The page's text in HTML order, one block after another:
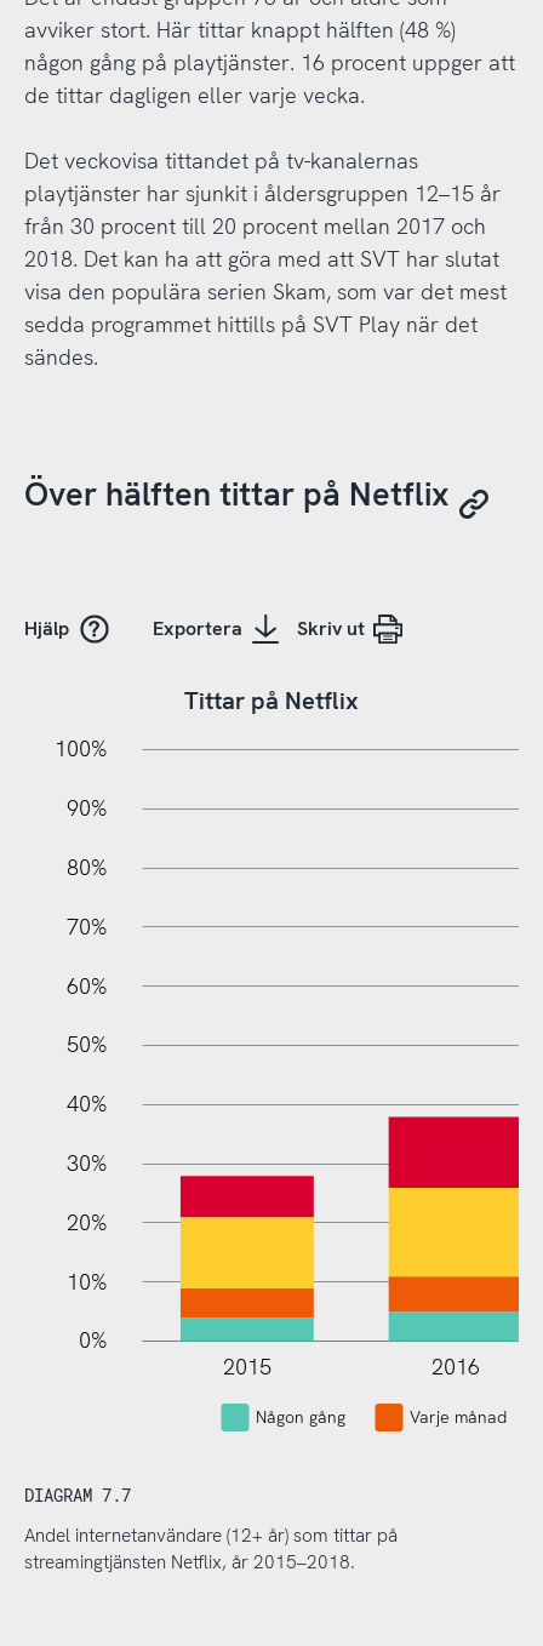
avviker stort. Här tittar knappt hälften (48 %)
någon gång på playtjänster. 16 procent uppger att
de tittar dagligen eller varje vecka.
Det veckovisa tittandet på tv-kanalernas
playtjänster har sjunkit i åldersgruppen 12–15 år
från 30 procent till 20 procent mellan 2017 och
2018. Det kan ha att göra med att SVT har slutat
visa den populära serien Skam, som var det mest
sedda programmet hittills på SVT Play när det
sändes.
Över hälften tittar på Netflix
Hjälp Exportera Skriv ut
Tittar på Netflix
100%
100%
90%
80%
70%
60%
50%
40%
30%
20%
10%
0%
2015 2016
Någon gång Varje månad
DIAGRAM 7.7
Andel internetanvändare (12+ år) som tittar på
streamingtjänsten Netflix, år 2015–2018.